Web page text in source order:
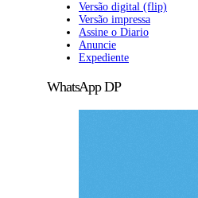
Versão digital (flip)
Versão impressa
Assine o Diario
Anuncie
Expediente
WhatsApp DP